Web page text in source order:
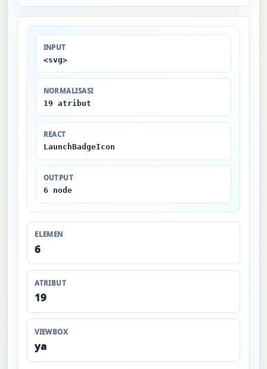
INPUT
<svg>
NORMALISASI
19 atribut
REACT
LaunchBadgeIcon
OUTPUT
6 node
ELEMEN
6
ATRIBUT
19
VIEWBOX
ya